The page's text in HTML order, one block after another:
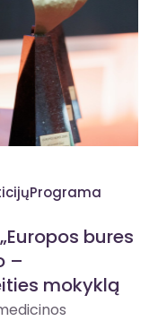
bures
–
mokyklą